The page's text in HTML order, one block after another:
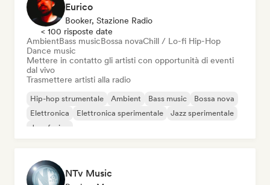
Eurico
Booker, Stazione Radio
< 100 risposte date
AmbientBass musicBossa novaChill / Lo-fi Hip-Hop
Dance music
Mettere in contatto gli artisti con opportunità di eventi
dal vivo
Trasmettere artisti alla radio
Hip-hop strumentale Ambient Bass music
Bossa nova
Elettronica
Elettronica sperimentale
Jazz sperimentale
Jazz fusion
NTv Music